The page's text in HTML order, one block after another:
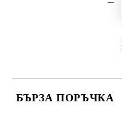
БЪРЗА ПОРЪЧКА